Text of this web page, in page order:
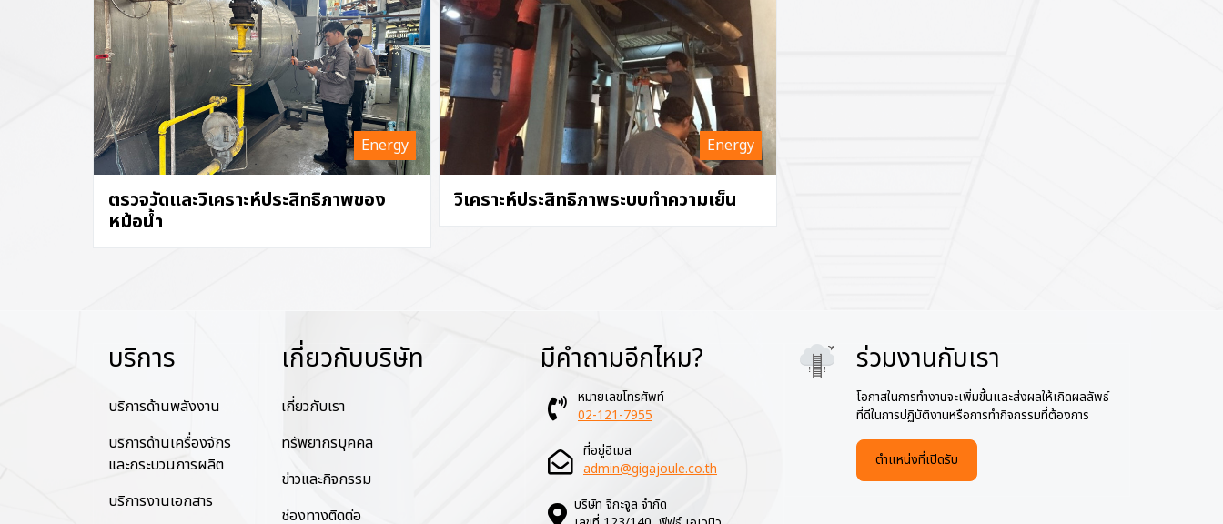
Energy
ตรวจวัดและวิเคราะห์ประสิทธิภาพของ
หม้อน้ำ
Energy
วิเคราะห์ประสิทธิภาพระบบทำความเย็น
บริการ
บริการด้านพลังงาน
บริการด้านเครื่องจักร
และกระบวนการผลิต
บริการงานเอกสาร
เกี่ยวกับบริษัท
เกี่ยวกับเรา
ทรัพยากรบุคคล
ข่าวและกิจกรรม
ช่องทางติดต่อ
มีคำถามอีกไหม?
หมายเลขโทรศัพท์
02-121-7955
ที่อยู่อีเมล
admin@gigajoule.co.th
บริษัท จิกะจูล จำกัด
Image ร่วมงานกับเรา
โอกาสในการทำงานจะเพิ่มขึ้นและส่งผลให้เกิดผลลัพธ์
ที่ดีในการปฏิบัติงานหรือการทำกิจกรรมที่ต้องการ
ตำแหน่งที่เปิดรับ